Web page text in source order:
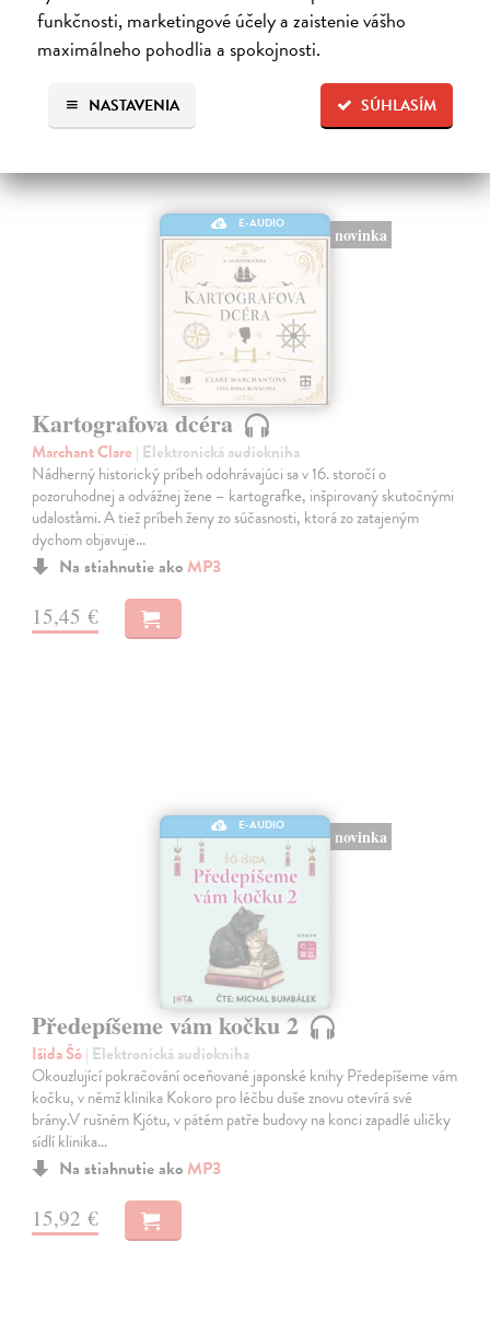
funkčnosti, marketingové účely a zaistenie vášho
maximálneho pohodlia a spokojnosti.
SÚHLASÍM
NASTAVENIA
7,00 €
E-AUDIO
novinka
Kartografova dcéra
Marchant Clare | Elektronická audiokniha
Nádherný historický príbeh odohrávajúci sa v 16. storočí o
pozoruhodnej a odvážnej žene – kartografke, inšpirovaný skutočnými
udalosťami. A tiež príbeh ženy zo súčasnosti, ktorá zo zatajeným
dychom objavuje…
Na stiahnutie ako MP3
15,45 €
E-AUDIO
novinka
Předepíšeme vám kočku 2
Išida Šó| Elektronická audiokniha
Okouzlující pokračování oceňované japonské knihy Předepíšeme vám
kočku, v němž klinika Kokoro pro léčbu duše znovu otevírá své
brány.V rušném Kjótu, v pátém patře budovy na konci zapadlé uličky
sídlí klinika…
Na stiahnutie ako MP3
15,92 €